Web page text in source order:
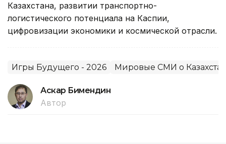
Казахстана, развитии транспортно-
логистического потенциала на Каспии,
цифровизации экономики и космической отрасли.
Игры Будущего - 2026 Мировые СМИ о
Аскар Бимендин
Автор